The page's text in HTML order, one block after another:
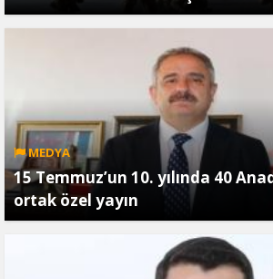
MEDYA
15 Temmuz’un 10. yılında 40
ortak özel yayın